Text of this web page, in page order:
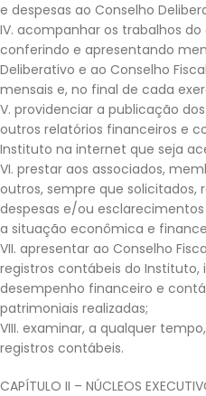
e despesas ao Conselho
IV. acompanhar os trabalhos
conferindo e apresentando
Deliberativo e ao Conselho
mensais e, no final de cada
V. providenciar a publicação
outros relatórios financeiros e
Instituto na internet que seja
VI. prestar aos associados,
outros, sempre que solicitados,
despesas e/ou
a situação econômica e
VII. apresentar ao Conselho
registros contábeis do Instituto,
desempenho financeiro e
patrimoniais realizadas;
VIII. examinar, a qualquer
registros contábeis.
CAPÍTULO II – NÚCLEOS